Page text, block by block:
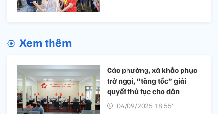
Xem thêm
Các phường, xã khắc phục
trở ngại, “tăng tốc” giải
quyết thủ tục cho dân
04/09/2025 18:55’